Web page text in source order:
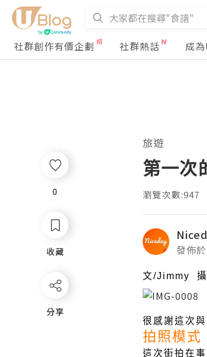
社群創作有價企劃 社群熱話 成
0
收藏
分享
旅遊
第一次
瀏覽次數:947
發佈
文/Jimmy 攝
很感謝這次
拍照模式
這次街拍在
0
收藏
分享